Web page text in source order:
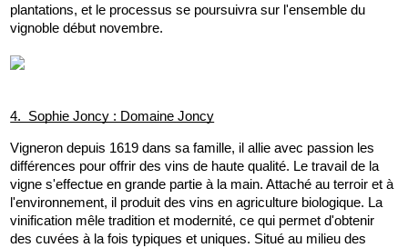
plantations, et le processus se poursuivra sur l'ensemble du
vignoble début novembre.
4.  Sophie Joncy : Domaine Joncy
Vigneron depuis 1619 dans sa famille, il allie avec passion les
différences pour offrir des vins de haute qualité. Le travail de la
vigne s'effectue en grande partie à la main. Attaché au terroir et à
l'environnement, il produit des vins en agriculture biologique. La
vinification mêle tradition et modernité, ce qui permet d'obtenir
des cuvées à la fois typiques et uniques. Situé au milieu des